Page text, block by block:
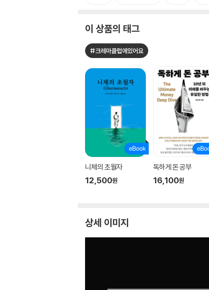
이 상품의 태그
#크레마클럽에있어요
니체의 초월자
12,500원
독하게 돈 공부
16,100원
상세 이미지